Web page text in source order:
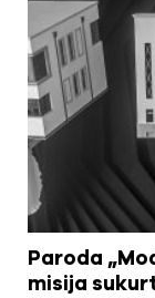
Paroda
misija